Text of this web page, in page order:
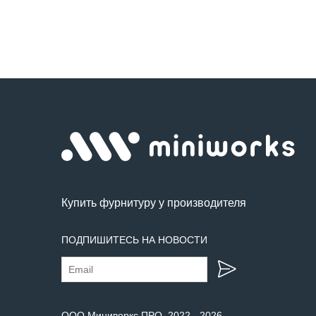
Купить фурнитуру у производителя
ПОДПИШИТЕСЬ НА НОВОСТИ